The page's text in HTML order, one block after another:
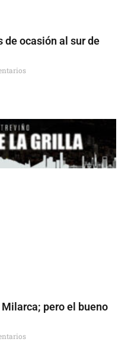
de ocasión al sur de
pero el bueno